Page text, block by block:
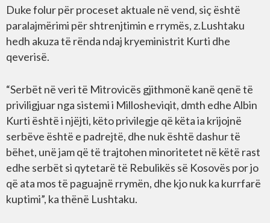
Duke folur për proceset aktuale në vend, siç është
paralajmërimi për shtrenjtimin e rrymës, z.Lushtaku
hedh akuza të rënda ndaj kryeministrit Kurti dhe
qeverisë.
“Serbët në veri të Mitrovicës gjithmonë kanë qenë të
priviligjuar nga sistemi i Millosheviqit, dmth edhe Albin
Kurti është i njëjti, këto privilegje që këta ia krijojnë
serbëve është e padrejtë, dhe nuk është dashur të
bëhet, unë jam që të trajtohen minoritetet në këtë rast
edhe serbët si qytetarë të Rebulikës së Kosovës por jo
që ata mos të paguajnë rrymën, dhe kjo nuk ka kurrfarë
kuptimi”, ka thënë Lushtaku.